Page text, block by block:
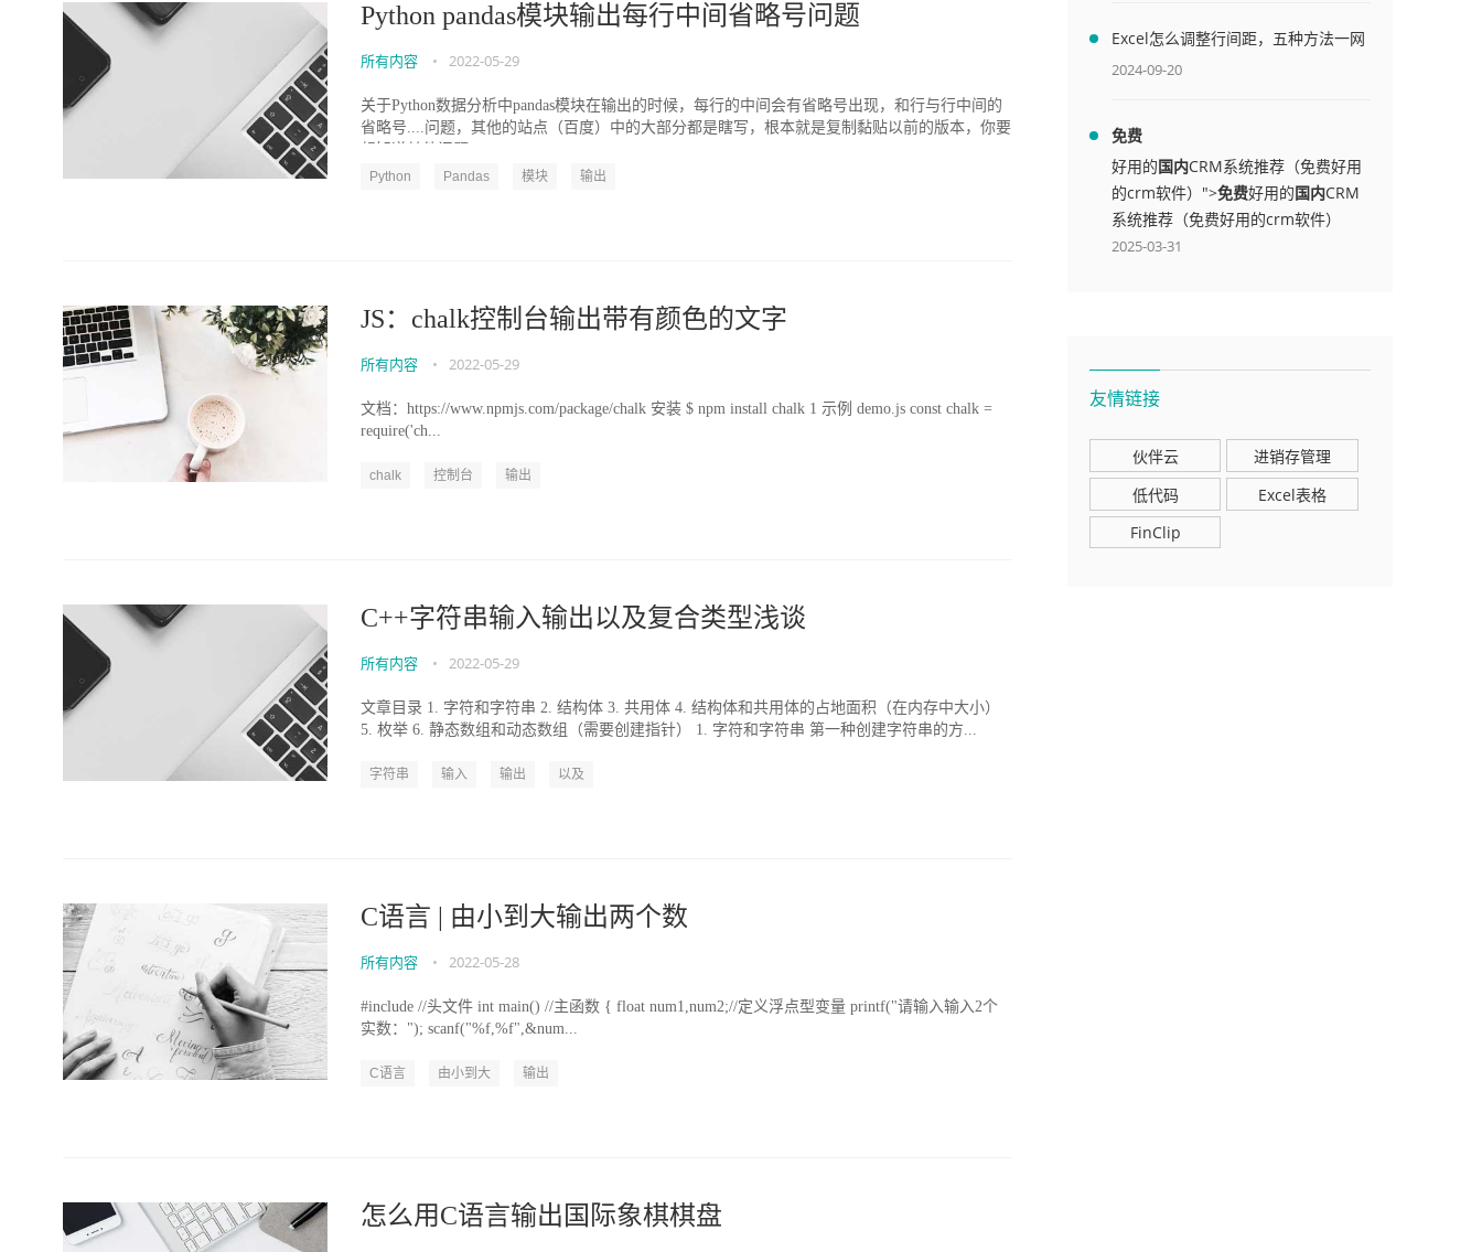
Python pandas模块输出每行中间省略号问题
所有内容 • 2022-05-29
关于Python数据分析中pandas模块在输出的时候，每行的中间会有省略号出现，和行与行中间的
省略号....问题，其他的站点（百度）中的大部分都是瞎写，根本就是复制黏贴以前的版本，你要
Python Pandas 模块 输出
JS：chalk控制台输出带有颜色的文字
所有内容 • 2022-05-29
文档：https://www.npmjs.com/package/chalk 安装 $ npm install chalk 1 示例 demo.js const chalk =
require('ch...
chalk 控制台 输出
C++字符串输入输出以及复合类型浅谈
所有内容 • 2022-05-29
文章目录 1. 字符和字符串 2. 结构体 3. 共用体 4. 结构体和共用体的占地面积（在内存中大小）
5. 枚举 6. 静态数组和动态数组（需要创建指针） 1. 字符和字符串 第一种创建字符串的方...
字符串 输入 输出 以及
C语言 | 由小到大输出两个数
所有内容 • 2022-05-28
#include //头文件 int main() //主函数 { float num1,num2;//定义浮点型变量 printf("请输入输入2个
实数："); scanf("%f,%f",&num...
C语言 由小到大 输出
怎么用C语言输出国际象棋棋盘
Excel怎么调整行间距，五种方法一网
打尽
2024-09-20
免费
好用的国内CRM系统推荐（免费好用
的crm软件）">免费好用的国内CRM
系统推荐（免费好用的crm软件）
2025-03-31
友情链接
伙伴云
进销存管理
低代码
Excel表格
FinClip